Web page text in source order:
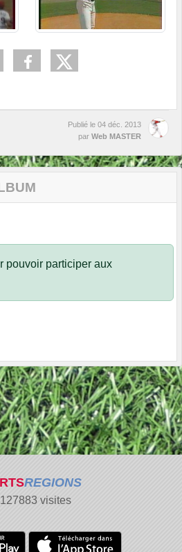
Publié le 04 déc. 2013
par Web MASTER
pouvoir participer aux
REGIONS
127883 visites